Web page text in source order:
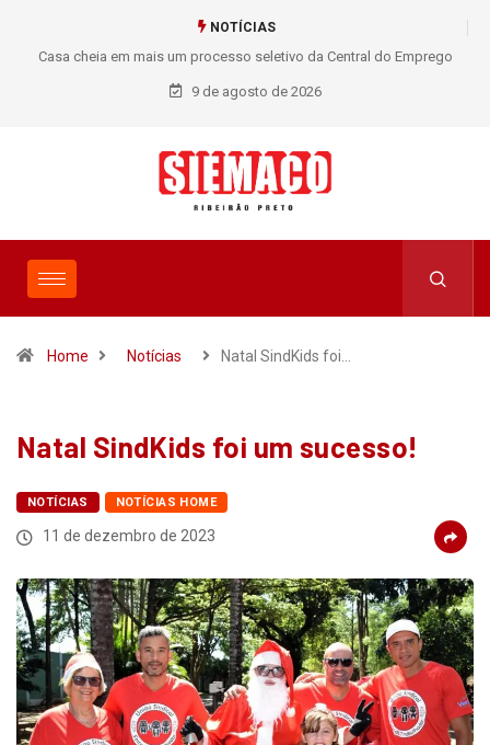
NOTÍCIAS
Casa cheia em mais um processo seletivo da Central do Emprego
SIEMACO!
9 de agosto de 2026
Home Notícias Natal SindKids foi…
Natal SindKids foi um sucesso!
NOTÍCIAS NOTÍCIAS HOME
11 de dezembro de 2023